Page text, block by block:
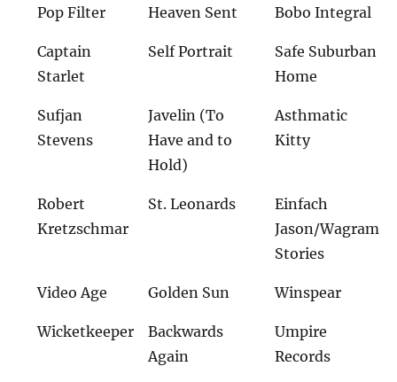
Pop Filter Heaven Sent Bobo Integral
Captain
Starlet
Self Portrait
Safe Suburban
Home
Sufjan
Stevens
Javelin (To
Have and to
Hold)
Asthmatic
Kitty
Robert
Kretzschmar
St. Leonards
Einfach
Jason/Wagram
Stories
Video Age Golden Sun Winspear
Wicketkeeper
Backwards
Again
Umpire
Records